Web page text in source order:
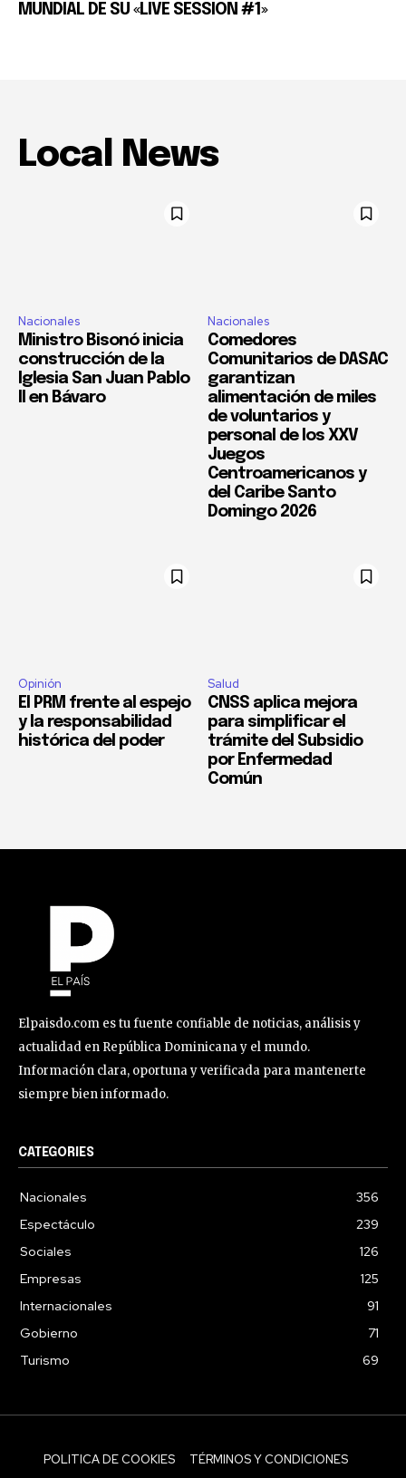
MUNDIAL DE SU «LIVE SESSION #1»
Local News
Nacionales
Ministro Bisonó inicia
construcción de la
Iglesia San Juan Pablo
II en Bávaro
Nacionales
Comedores
Comunitarios de DASAC
garantizan
alimentación de miles
de voluntarios y
personal de los XXV
Juegos
Centroamericanos y
del Caribe Santo
Domingo 2026
Opinión
El PRM frente al espejo
y la responsabilidad
histórica del poder
Salud
CNSS aplica mejora
para simplificar el
trámite del Subsidio
por Enfermedad
Común
Elpaisdo.com es tu fuente confiable de noticias, análisis y
actualidad en República Dominicana y el mundo.
Información clara, oportuna y verificada para mantenerte
siempre bien informado.
CATEGORIES
Nacionales
356
Espectáculo
239
Sociales
126
Empresas
125
Internacionales
91
Gobierno
71
Turismo
69
POLITICA DE COOKIES TÉRMINOS Y CONDICIONES